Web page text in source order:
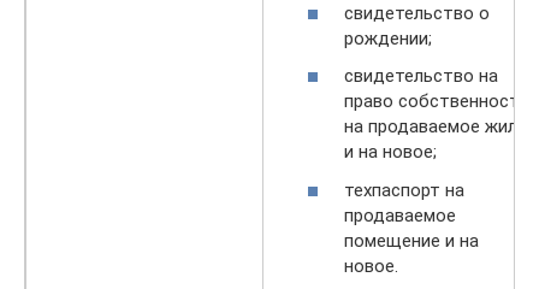
свидетельство о
рождении;
свидетельство на
право собственности
на продаваемое жилье
и на новое;
техпаспорт на
продаваемое
помещение и на
новое.